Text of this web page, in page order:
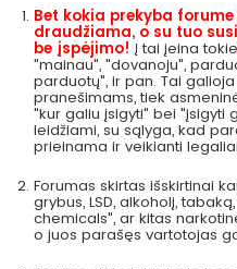
Bet kokia prekyba
draudžiama, o su tuo
be įspėjimo! Į tai įeina
"mainau", "dovanoju",
parduotų", ir pan. Tai
pranešimams, tiek
"kur galiu įsigyti" bei "įsigyti
leidžiami, su sąlyga, kad
prieinama ir veikianti
Forumas skirtas išskirtinai
grybus, LSD, alkoholį,
chemicals", ar kitas
o juos parašęs vartotojas